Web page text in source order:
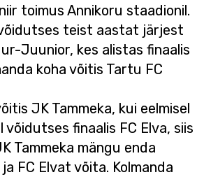
toimus Annikoru staadionil.
teist aastat järjest
Juunior, kes alistas finaalis
koha võitis Tartu FC
JK Tammeka, kui eelmisel
võidutses finaalis FC Elva, siis
Tammeka mängu enda
FC Elvat võita. Kolmanda